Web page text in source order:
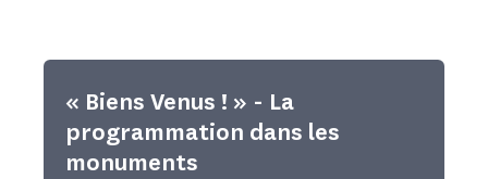
« Biens Venus ! » - La
programmation dans les
monuments